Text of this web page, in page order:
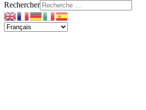
Rechercher